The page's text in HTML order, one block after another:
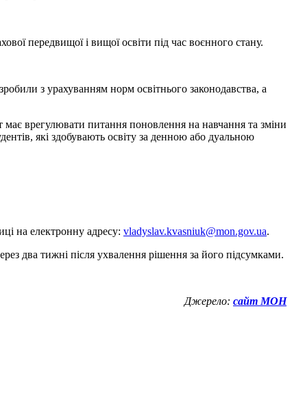
передвищої і вищої освіти під час воєнного стану.
з урахуванням норм освітнього законодавства, а
врегулювати питання поновлення на навчання та зміни
які здобувають освіту за денною або дуальною
на електронну адресу: vladyslav.kvasniuk@mon.gov.ua.
два тижні після ухвалення рішення за його підсумками.
Джерело: сайт МОН